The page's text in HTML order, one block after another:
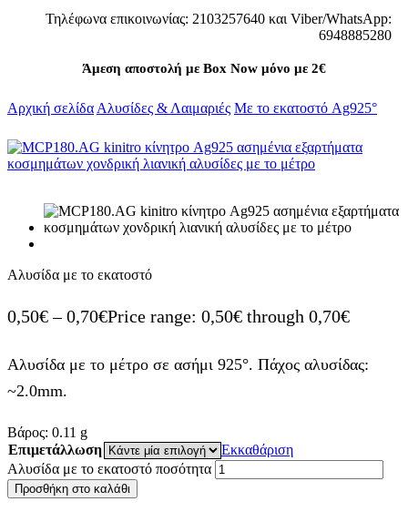
Τηλέφωνα επικοινωνίας: 2103257640 και Viber/WhatsApp:
6948885280
Άμεση αποστολή με Box Now μόνο με 2€
Αρχική σελίδα Αλυσίδες & Λαιμαριές Με το εκατοστό Ag925°
Αλυσίδα με το εκατοστό
0,50€ – 0,70€Price range: 0,50€ through 0,70€
Αλυσίδα με το μέτρο σε ασήμι 925°. Πάχος αλυσίδας:
~2.0mm.
Βάρος: 0.11 g
Επιμετάλλωση
Εκκαθάριση
Αλυσίδα με το εκατοστό ποσότητα
Προσθήκη στο καλάθι